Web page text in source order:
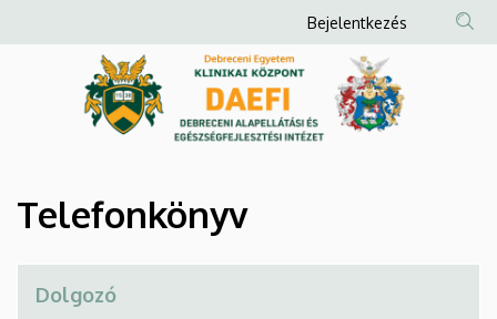
Debreceni
és
Egészségfejlesztési
Intézet
a
Anonim
Felhasználói
fiók
menüje
Bejelentkezés
Telefonkönyv